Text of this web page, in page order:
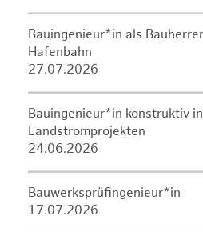
Bauingenieur*in als
Hafenbahn
27.07.2026
Bauingenieur*in konstruktiv in
Landstromprojekten
24.06.2026
Bauwerksprüfingenieur*in
17.07.2026